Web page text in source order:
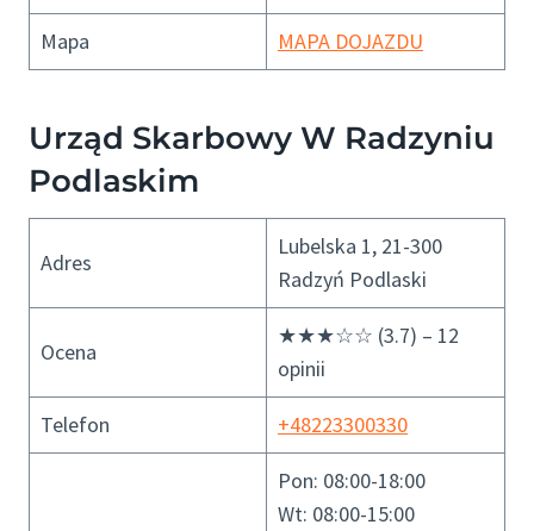
Mapa MAPA DOJAZDU
Urząd Skarbowy W Radzyniu
Podlaskim
Adres
Lubelska 1, 21-300
Radzyń Podlaski
Ocena
★★★☆☆ (3.7) – 12
opinii
Telefon +48223300330
Pon: 08:00-18:00
Wt: 08:00-15:00